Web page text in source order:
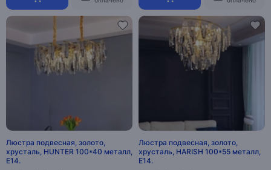
Люстра подвесная, золото,
хрусталь, HUNTER 100*40 металл,
E14.
Люстра подвесная, золото,
хрусталь, HARISH 100*55 металл,
E14.